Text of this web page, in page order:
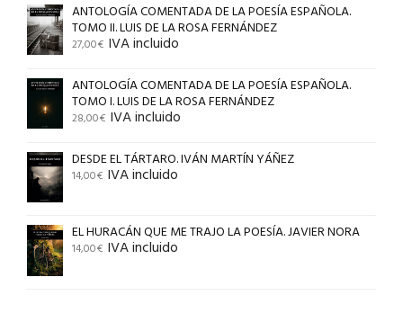
ANTOLOGÍA COMENTADA DE LA POESÍA ESPAÑOLA.
TOMO II. LUIS DE LA ROSA FERNÁNDEZ
27,00€ IVA incluido
ANTOLOGÍA COMENTADA DE LA POESÍA ESPAÑOLA.
TOMO I. LUIS DE LA ROSA FERNÁNDEZ
28,00€ IVA incluido
DESDE EL TÁRTARO. IVÁN MARTÍN YÁÑEZ
14,00€ IVA incluido
EL HURACÁN QUE ME TRAJO LA POESÍA. JAVIER NORA
14,00€ IVA incluido